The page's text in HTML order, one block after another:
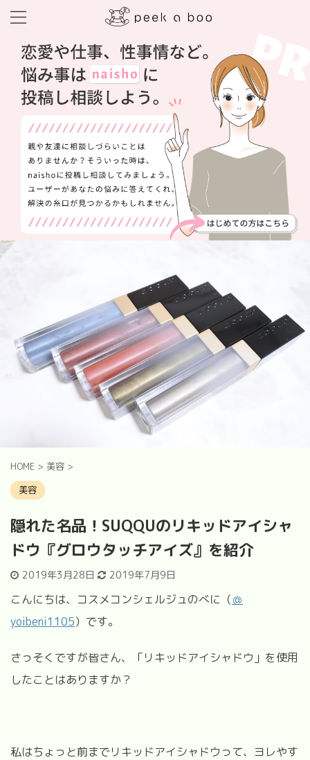
HOME > 美容 >
美容
隠れた名品！SUQQUのリキッドアイシャ
ドウ『グロウタッチアイズ』を紹介
2019年3月28日 2019年7月9日
こんにちは、コスメコンシェルジュのべに（＠
yoibeni1105）です。
さっそくですが皆さん、「リキッドアイシャドウ」を使用
したことはありますか？
私はちょっと前までリキッドアイシャドウって、ヨレやす